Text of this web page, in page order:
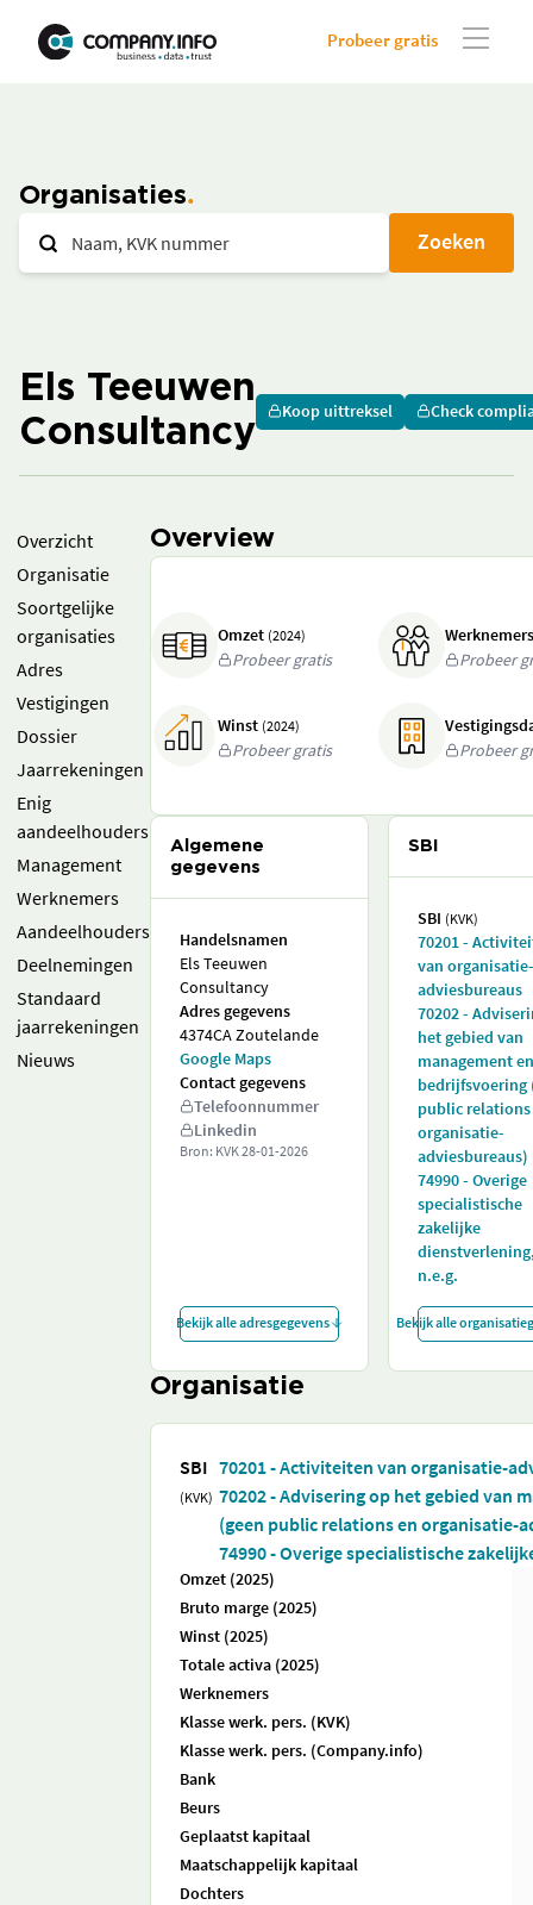
Probeer gratis
Organisaties
Zoeken
Els Teeuwen
Consultancy
Koop uittreksel Check
Overzicht
Organisatie
Soortgelijke
organisaties
Adres
Vestigingen
Dossier
Jaarrekeningen
Enig
aandeelhouders
Management
Werknemers
Aandeelhouders
Deelnemingen
Standaard
jaarrekeningen
Nieuws
Overview
Omzet (2024)
Probeer gratis
Probeer
Winst (2024)
Probeer gratis
Probeer
Algemene
gegevens
Handelsnamen
Els Teeuwen
Consultancy
Adres gegevens
4374CA Zoutelande
Google Maps
Contact gegevens
Telefoonnummer
Linkedin
Bron: KVK28-01-2026
Bekijk alle adresgegevens
SBI
SBI (KVK)
70201 -
van organisatie-
adviesbureaus
70202 -
het gebied van
management en
bedrijfsvoering
public relations
organisatie-
adviesbureaus)
74990 - Overige
specialistische
zakelijke
n.e.g.
Bekijk alle
Organisatie
SBI
(KVK)
70201 - Activiteiten van organisatie-
70202 - Advisering op het gebied van
(geen public relations en organisatie-
74990 - Overige specialistische
Omzet (2025)
Bruto marge (2025)
Winst (2025)
Totale activa (2025)
Werknemers
Klasse werk. pers. (KVK)
Klasse werk. pers. (Company.info)
Bank
Beurs
Geplaatst kapitaal
Maatschappelijk kapitaal
Dochters